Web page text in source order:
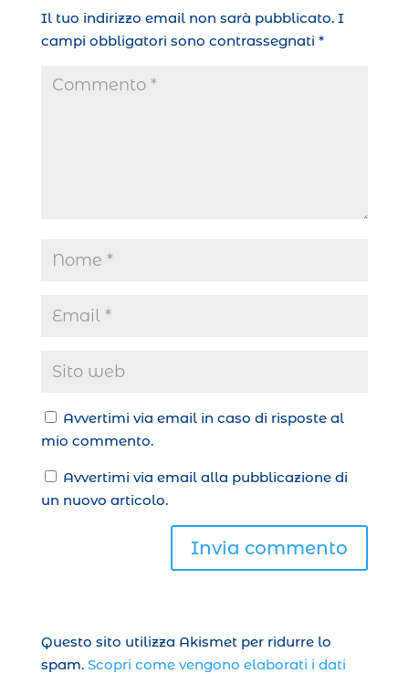
Il tuo indirizzo email non sarà pubblicato. I
campi obbligatori sono contrassegnati *
Avvertimi via email in caso di risposte al
mio commento.
Avvertimi via email alla pubblicazione di
un nuovo articolo.
Invia commento
Questo sito utilizza Akismet per ridurre lo
spam. Scopri come vengono elaborati i dati